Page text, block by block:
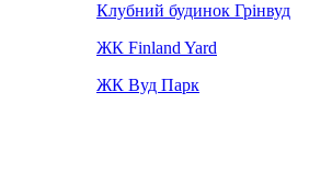
Клубний будинок Грінвуд
ЖК Finland Yard
ЖК Вуд Парк